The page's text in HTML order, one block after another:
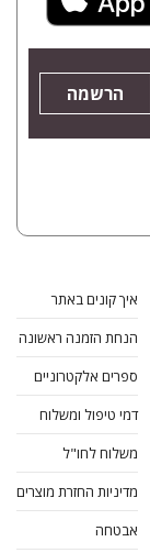
הרשמה
איך קונים באתר
הנחת הזמנה ראשונה
ספרים אלקטרוניים
דמי טיפול ומשלוח
משלוח לחו"ל
מדיניות החזרת מוצרים
אבטחה